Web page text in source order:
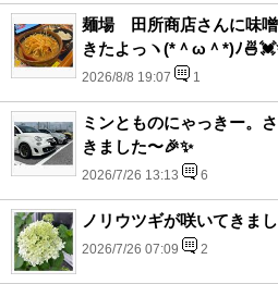
麺場 田所商店さんに味
きたよっヽ(*＾ω＾*)ﾉ
2026/8/8 19:07 1
ミンとものにゃっきー。
きました〜🎉✨
2026/7/26 13:13 6
ノリウツギが咲いてきま
2026/7/26 07:09 2